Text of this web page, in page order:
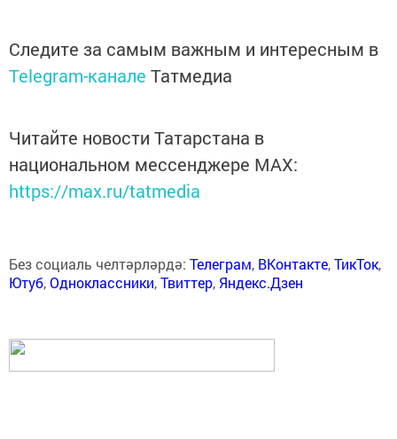
Следите за самым важным и интересным в
Telegram-канале Татмедиа
Читайте новости Татарстана в
национальном мессенджере MАХ:
https://max.ru/tatmedia
Без социаль челтәрләрдә: Телеграм, ВКонтакте,ТикТок,
Ютуб,Одноклассники,Твиттер, Яндекс.Дзен